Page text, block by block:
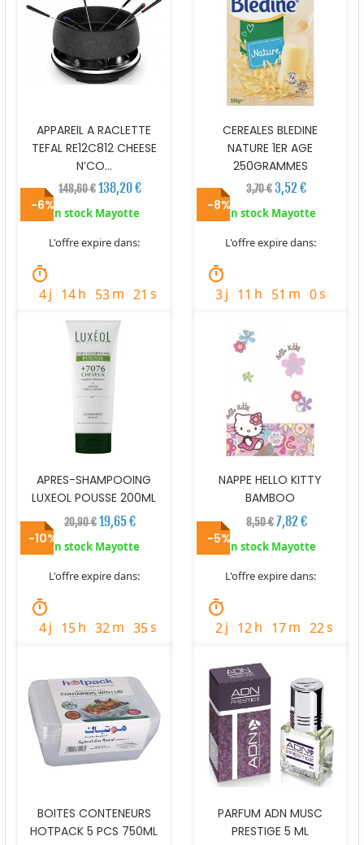
APPAREIL A RACLETTE
TEFAL RE12C812 CHEESE
N’CO...
148,60 €138,20 €
En stock Mayotte
L'offre expire dans:
timer
4j 14h 53m 20 s
CEREALES BLEDINE
NATURE 1ER AGE
250GRAMMES
3,70 €3,52 €
En stock Mayotte
L'offre expire dans:
timer
3j 11 h 51 m 58
-6%
APRES-SHAMPOOING
LUXEOL POUSSE 200ML
20,90 €19,65 €
En stock Mayotte
L'offre expire dans:
timer
4j 15h 32m 34s
-8%
NAPPE HELLO KITTY
BAMBOO
8,50 € 7,82 €
En stock Mayotte
L'offre expire dans:
timer
2j 12h 17m 21s
-10%
BOITES CONTENEURS
HOTPACK 5 PCS 750ML
-5%
PARFUM ADN MUSC
PRESTIGE 5 ML